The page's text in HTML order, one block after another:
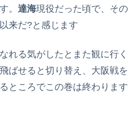
。 達海現役だった頃で、そ
来だ?と感じます
れる気がしたとまた観に行
ばせると切り替え、大阪戦を
ところでこの巻は終わります